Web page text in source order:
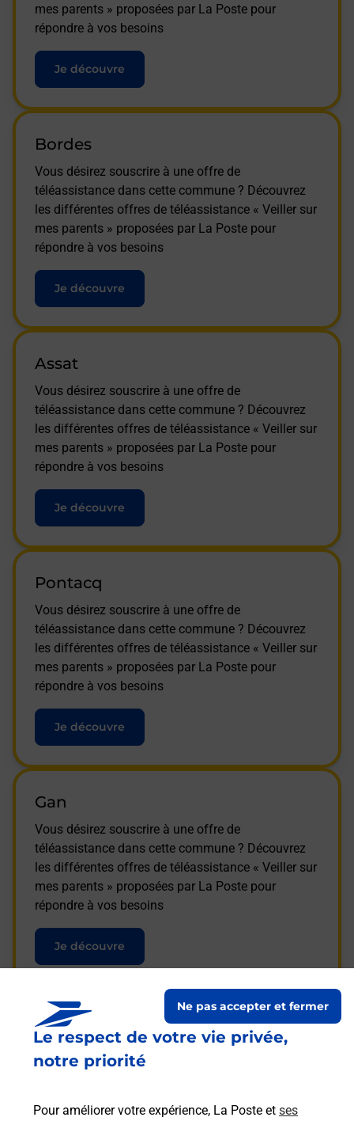
Le respect de votre vie privée,
notre priorité
Pour améliorer votre expérience, La Poste et ses
Ne pas accepter et fermer
mes parents » proposées par La Poste pour
répondre à vos besoins
Je découvre
Bordes
Vous désirez souscrire à une offre de
téléassistance dans cette commune ? Découvrez
les différentes offres de téléassistance « Veiller sur
mes parents » proposées par La Poste pour
répondre à vos besoins
Je découvre
Assat
Vous désirez souscrire à une offre de
téléassistance dans cette commune ? Découvrez
les différentes offres de téléassistance « Veiller sur
mes parents » proposées par La Poste pour
répondre à vos besoins
Je découvre
Pontacq
Vous désirez souscrire à une offre de
téléassistance dans cette commune ? Découvrez
les différentes offres de téléassistance « Veiller sur
mes parents » proposées par La Poste pour
répondre à vos besoins
Je découvre
Gan
Vous désirez souscrire à une offre de
téléassistance dans cette commune ? Découvrez
les différentes offres de téléassistance « Veiller sur
mes parents » proposées par La Poste pour
répondre à vos besoins
Je découvre
Questions fréquemment
posées